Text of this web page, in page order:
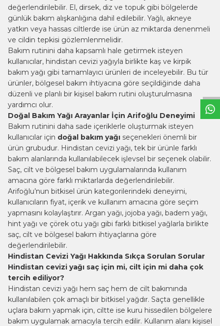
WhtsappBilgHat
değerlendirilebilir. El, dirsek, diz ve topuk gibi bölgelerde
günlük bakım alışkanlığına dahil edilebilir. Yağlı, akneye
yatkın veya hassas ciltlerde ise ürün az miktarda denenmeli
ve cildin tepkisi gözlemlenmelidir.
Bakım rutinini daha kapsamlı hale getirmek isteyen
kullanıcılar, hindistan cevizi yağıyla birlikte kaş ve kirpik
bakım yağı gibi tamamlayıcı ürünleri de inceleyebilir. Bu tür
ürünler, bölgesel bakım ihtiyacına göre seçildiğinde daha
düzenli ve planlı bir kişisel bakım rutini oluşturulmasına
yardımcı olur.
Doğal Bakım Yağı Arayanlar İçin Arifoğlu Deneyimi
Bakım rutinini daha sade içeriklerle oluşturmak isteyen
kullanıcılar için doğal bakım yağı seçenekleri önemli bir
ürün grubudur. Hindistan cevizi yağı, tek bir ürünle farklı
bakım alanlarında kullanılabilecek işlevsel bir seçenek olabilir.
Saç, cilt ve bölgesel bakım uygulamalarında kullanım
amacına göre farklı miktarlarda değerlendirilebilir.
Arifoğlu’nun bitkisel ürün kategorilerindeki deneyimi,
kullanıcıların fiyat, içerik ve kullanım amacına göre seçim
yapmasını kolaylaştırır. Argan yağı, jojoba yağı, badem yağı,
hint yağı ve çörek otu yağı gibi farklı bitkisel yağlarla birlikte
saç, cilt ve bölgesel bakım ihtiyaçlarına göre
değerlendirilebilir.
Hindistan Cevizi Yağı Hakkında Sıkça Sorulan Sorular
Hindistan cevizi yağı saç için mi, cilt için mi daha çok
tercih ediliyor?
Hindistan cevizi yağı hem saç hem de cilt bakımında
kullanılabilen çok amaçlı bir bitkisel yağdır. Saçta genellikle
uçlara bakım yapmak için, ciltte ise kuru hissedilen bölgelere
bakım uygulamak amacıyla tercih edilir. Kullanım alanı kişisel